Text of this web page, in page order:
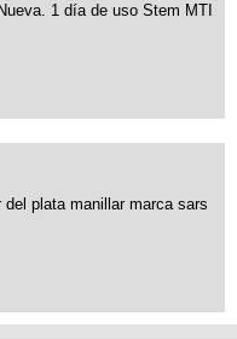
1 día de uso Stem MTI
del plata manillar marca sars